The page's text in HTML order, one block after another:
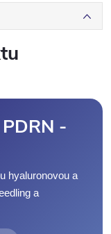
-
hyaluronovou a
a